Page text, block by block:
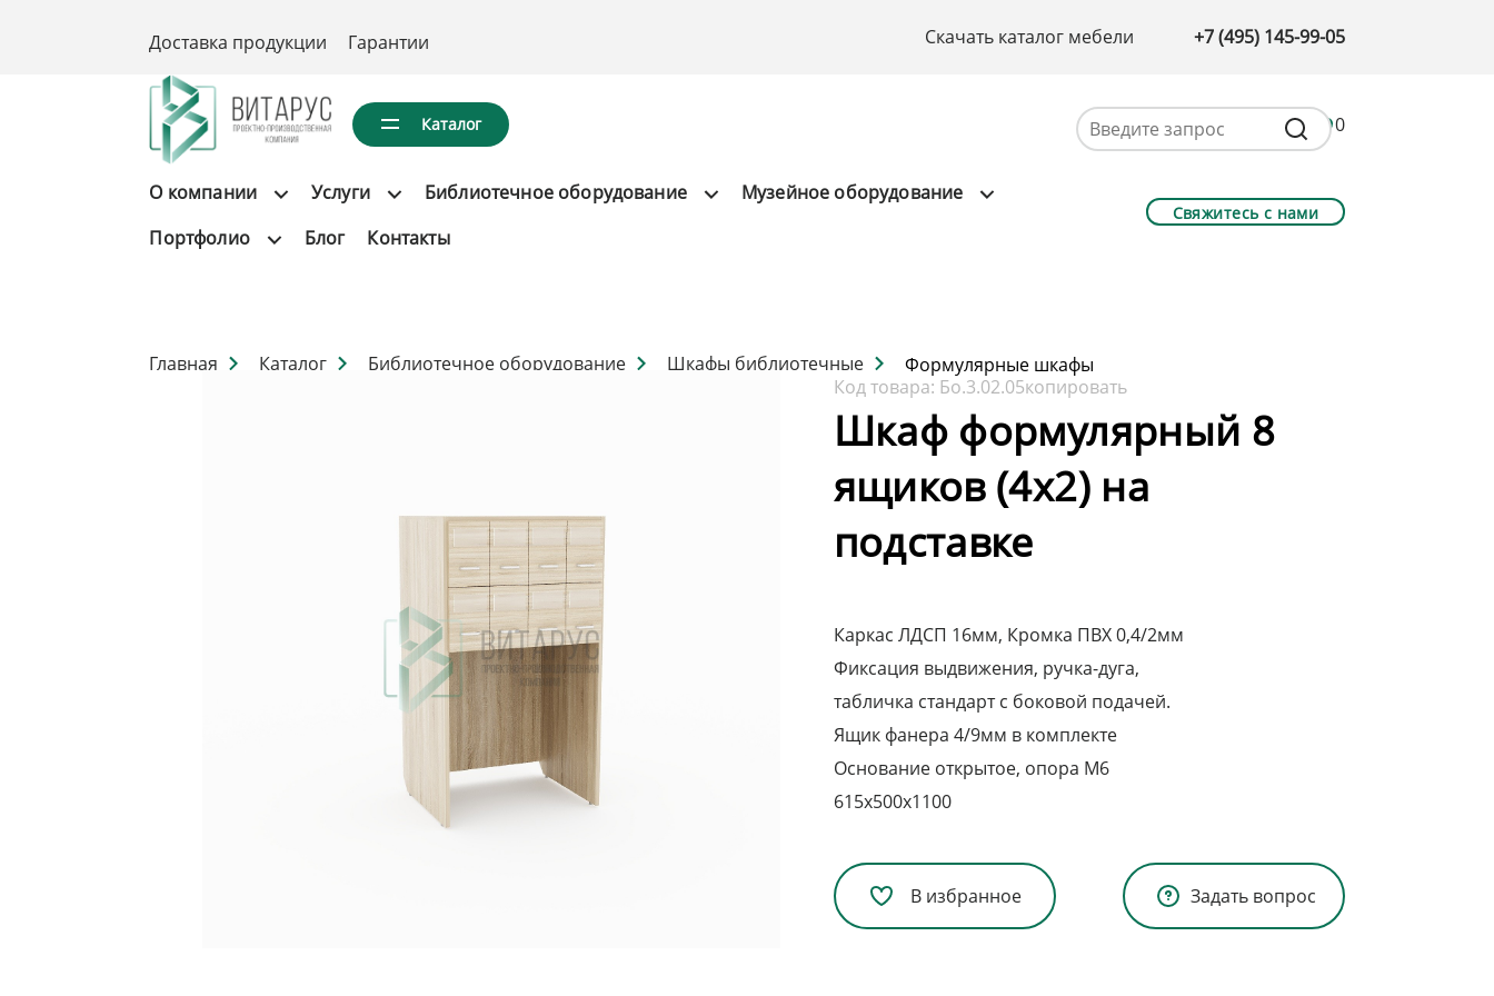
Доставка продукции Гарантии Скачать каталог мебели +7 (495) 145-99-05
Каталог 0
О компании Услуги Библиотечное оборудование
Музейное оборудование
Портфолио
Блог Контакты
Свяжитесь с нами
Главная Каталог Библиотечное оборудование Шкафы библиотечные
Формулярные шкафы
Код товара: Бо.3.02.05копировать
Шкаф формулярный 8
ящиков (4х2) на
подставке
Каркас ЛДСП 16мм, Кромка ПВХ 0,4/2мм
Фиксация выдвижения, ручка-дуга,
табличка стандарт с боковой подачей.
Ящик фанера 4/9мм в комплекте
Основание открытое, опора М6
615х500х1100
В избранное Задать вопрос